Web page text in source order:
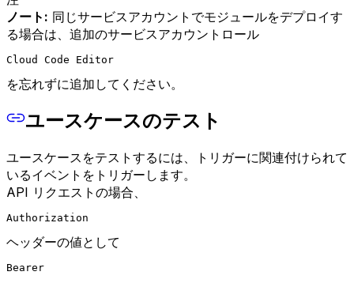
ノート: 同じサービスアカウントでモジュールをデプロイす
る場合は、追加のサービスアカウントロール
Cloud Code Editor
を忘れずに追加してください。
ユースケースのテスト
ユースケースをテストするには、トリガーに関連付けられて
いるイベントをトリガーします。
API リクエストの場合、
Authorization
ヘッダーの値として
Bearer